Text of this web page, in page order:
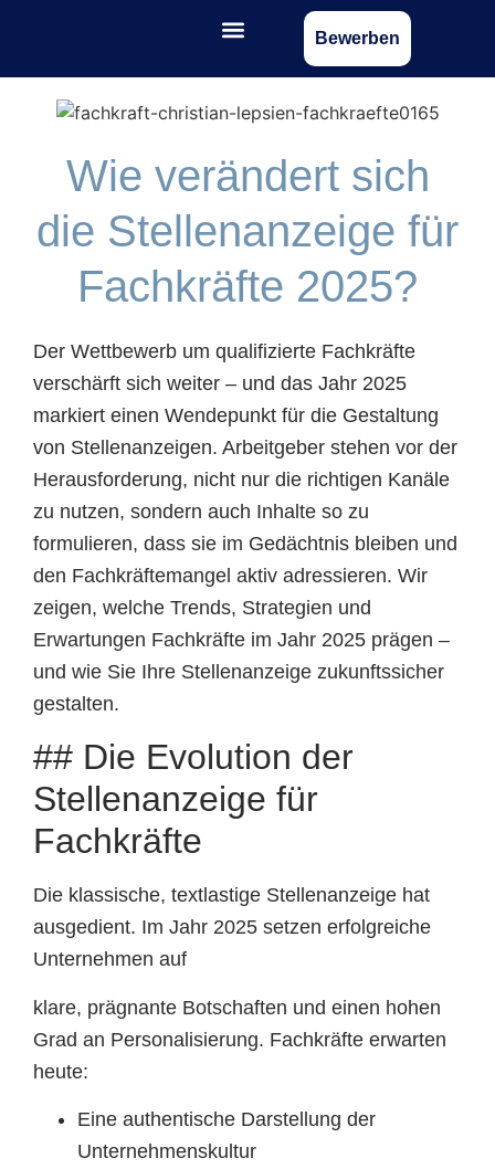
Bewerben
Wie verändert sich
die Stellenanzeige für
Fachkräfte 2025?
Der Wettbewerb um qualifizierte Fachkräfte
verschärft sich weiter – und das Jahr 2025
markiert einen Wendepunkt für die Gestaltung
von Stellenanzeigen. Arbeitgeber stehen vor der
Herausforderung, nicht nur die richtigen Kanäle
zu nutzen, sondern auch Inhalte so zu
formulieren, dass sie im Gedächtnis bleiben und
den Fachkräftemangel aktiv adressieren. Wir
zeigen, welche Trends, Strategien und
Erwartungen Fachkräfte im Jahr 2025 prägen –
und wie Sie Ihre Stellenanzeige zukunftssicher
gestalten.
## Die Evolution der
Stellenanzeige für
Fachkräfte
Die klassische, textlastige Stellenanzeige hat
ausgedient. Im Jahr 2025 setzen erfolgreiche
Unternehmen auf
klare, prägnante Botschaften und einen hohen
Grad an Personalisierung. Fachkräfte erwarten
heute:
Eine authentische Darstellung der
Unternehmenskultur